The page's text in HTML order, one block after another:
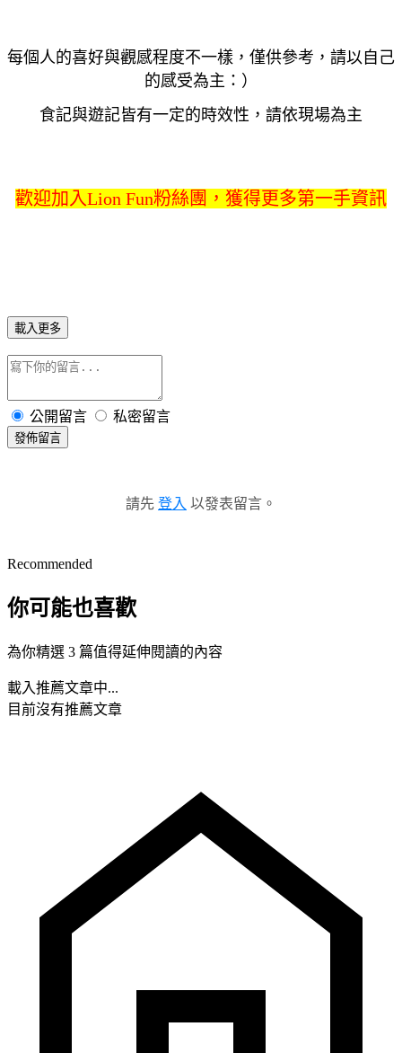
每個人的喜好與觀感程度不一樣，僅供參考，請以自己
的感受為主：）
食記與遊記皆有一定的時效性，請依現場為主
歡迎加入Lion Fun粉絲團，獲得更多第一手資訊
載入更多
公開留言 私密留言
發佈留言
請先 登入 以發表留言。
Recommended
你可能也喜歡
為你精選 3 篇值得延伸閱讀的內容
載入推薦文章中...
目前沒有推薦文章